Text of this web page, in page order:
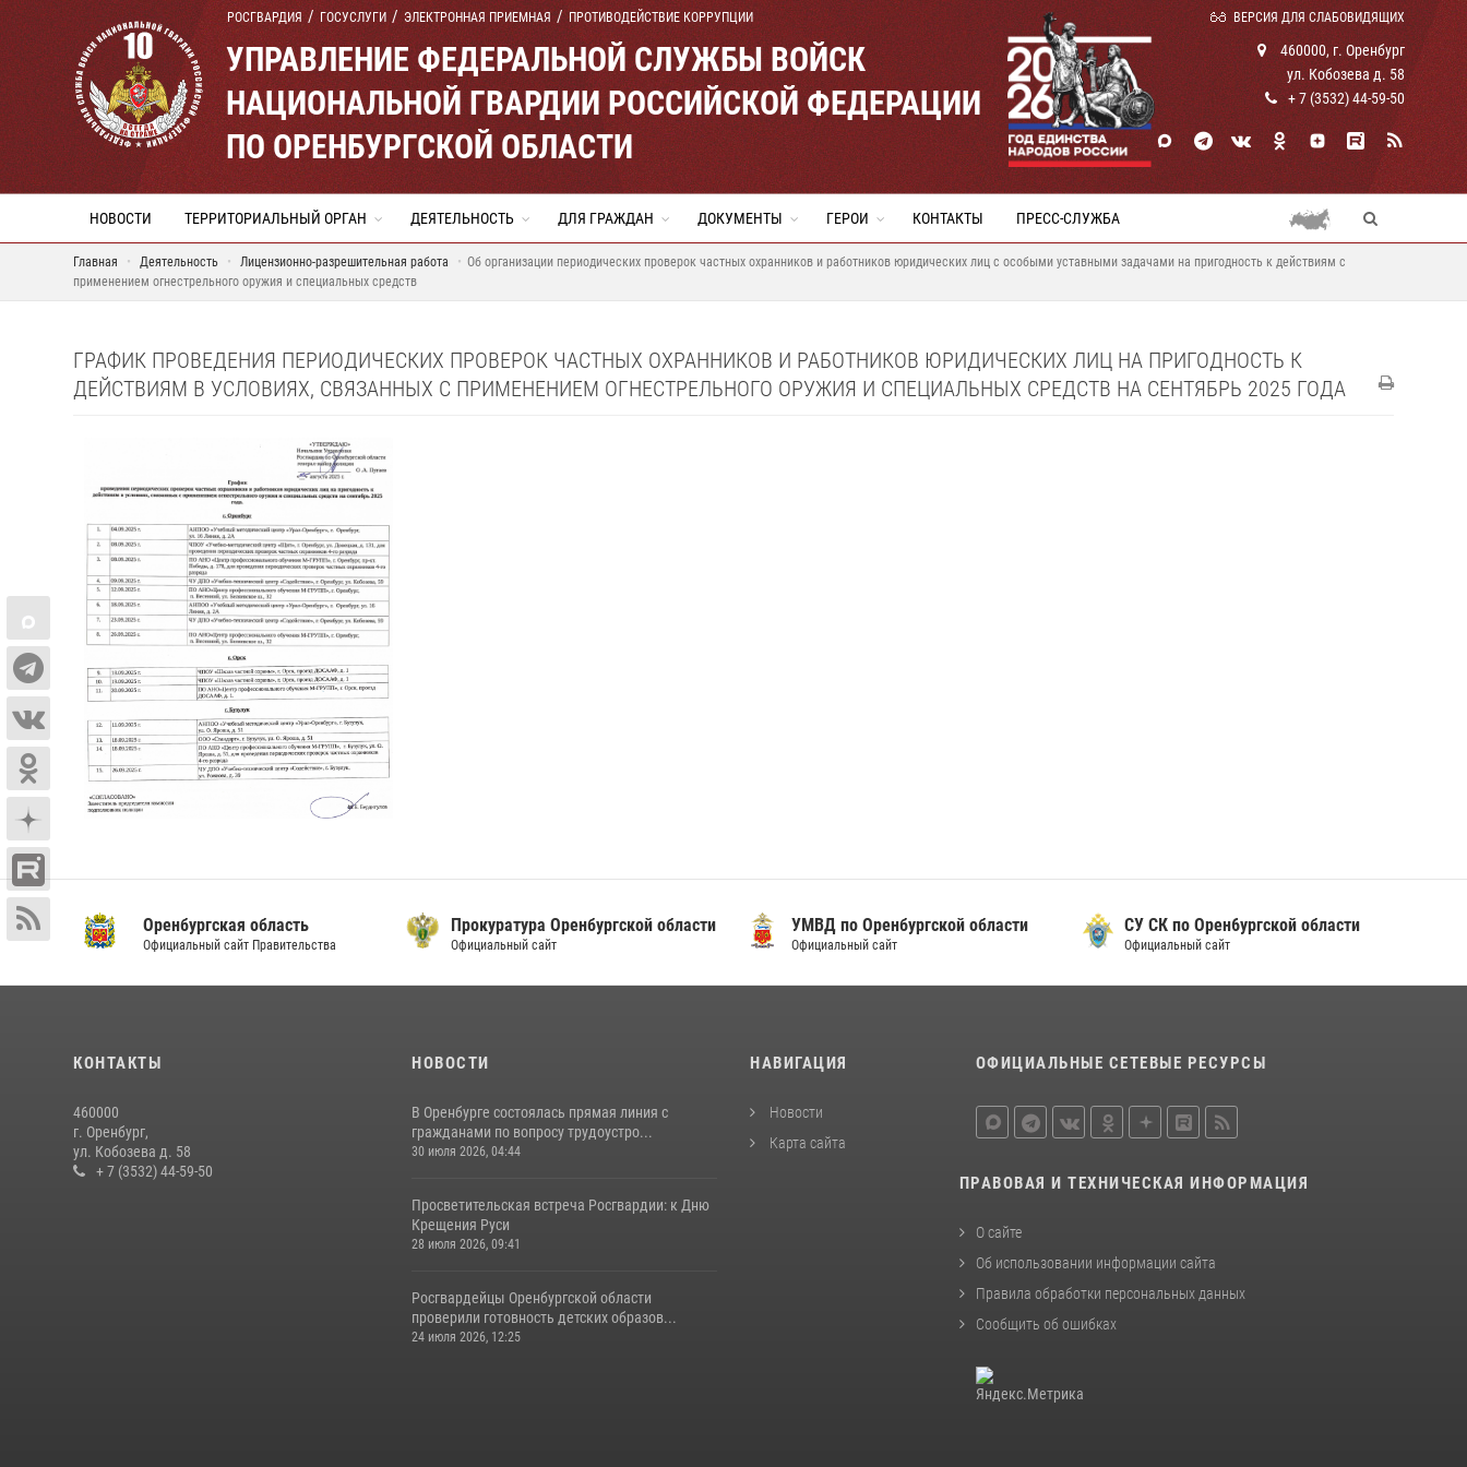
РОСГВАРДИЯ ГОСУСЛУГИ ЭЛЕКТРОННАЯ ПРИЕМНАЯ ПРОТИВОДЕЙСТВИЕ КОРРУПЦИИ ВЕРСИЯ ДЛЯ СЛАБОВИДЯЩИХ
УПРАВЛЕНИЕ ФЕДЕРАЛЬНОЙ СЛУЖБЫ ВОЙСК
НАЦИОНАЛЬНОЙ ГВАРДИИ РОССИЙСКОЙ ФЕДЕРАЦИИ
ПО ОРЕНБУРГСКОЙ ОБЛАСТИ
460000, г. Оренбург
ул. Кобозева д. 58
+ 7 (3532) 44-59-50
НОВОСТИ ТЕРРИТОРИАЛЬНЫЙ ОРГАН ДЕЯТЕЛЬНОСТЬ ДЛЯ ГРАЖДАН ДОКУМЕНТЫ ГЕРОИ КОНТАКТЫ ПРЕСС-СЛУЖБА
Главная Деятельность Лицензионно-разрешительная работа
Об организации периодических проверок частных охранников и работников юридических лиц с особыми уставными задачами на пригодность к действиям с
применением огнестрельного оружия и специальных средств
ГРАФИК ПРОВЕДЕНИЯ ПЕРИОДИЧЕСКИХ ПРОВЕРОК ЧАСТНЫХ ОХРАННИКОВ И РАБОТНИКОВ ЮРИДИЧЕСКИХ ЛИЦ НА ПРИГОДНОСТЬ К
ДЕЙСТВИЯМ В УСЛОВИЯХ, СВЯЗАННЫХ С ПРИМЕНЕНИЕМ ОГНЕСТРЕЛЬНОГО ОРУЖИЯ И СПЕЦИАЛЬНЫХ СРЕДСТВ НА СЕНТЯБРЬ 2025 ГОДА
Оренбургская область
Официальный сайт Правительства
Прокуратура Оренбургской области
Официальный сайт
УМВД по Оренбургской области
Официальный сайт
СУ СК по Орен6ургской области
Официальный сайт
КОНТАКТЫ
460000
г. Оренбург,
ул. Кобозева д. 58
+ 7 (3532) 44-59-50
НОВОСТИ
В Оренбурге состоялась прямая линия с
гражданами по вопросу трудоустро...
30 июля 2026, 04:44
Просветительская встреча Росгвардии: к Дню
Крещения Руси
28 июля 2026, 09:41
Росгвардейцы Оренбургской области
проверили готовность детских образов...
24 июля 2026, 12:25
НАВИГАЦИЯ
Новости
Карта сайта
ОФИЦИАЛЬНЫЕ СЕТЕВЫЕ РЕСУРСЫ
ПРАВОВАЯ И ТЕХНИЧЕСКАЯ ИНФОРМАЦИЯ
О сайте
Об использовании информации сайта
Правила обработки персональных данных
Сообщить об ошибках